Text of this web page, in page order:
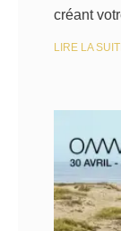
créant
LIRE LA